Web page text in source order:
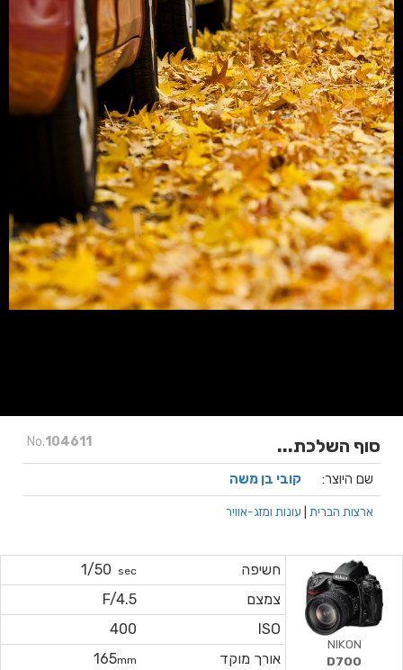
No.104611 סוף השלכת...
שם היוצר: קובי בן משה
ארצות הברית עונות ומזג-אוויר
חשיפה sec
1/50
צמצם
F/4.5
ISO
400
אורך מוקד
165mm
NIKON
D700